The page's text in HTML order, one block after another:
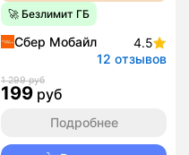
🚀 Безлимит ГБ
Сбер Мобайл
4.5
12 отзывов
1 299 руб
199 руб
Подробнее